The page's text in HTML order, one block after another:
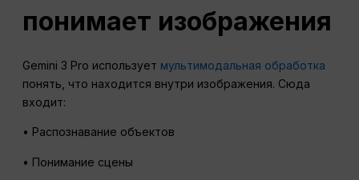
понимает изображения
Gemini 3 Pro использует мультимодальная обработка
понять, что находится внутри изображения. Сюда
входит:
• Распознавание объектов
• Понимание сцены